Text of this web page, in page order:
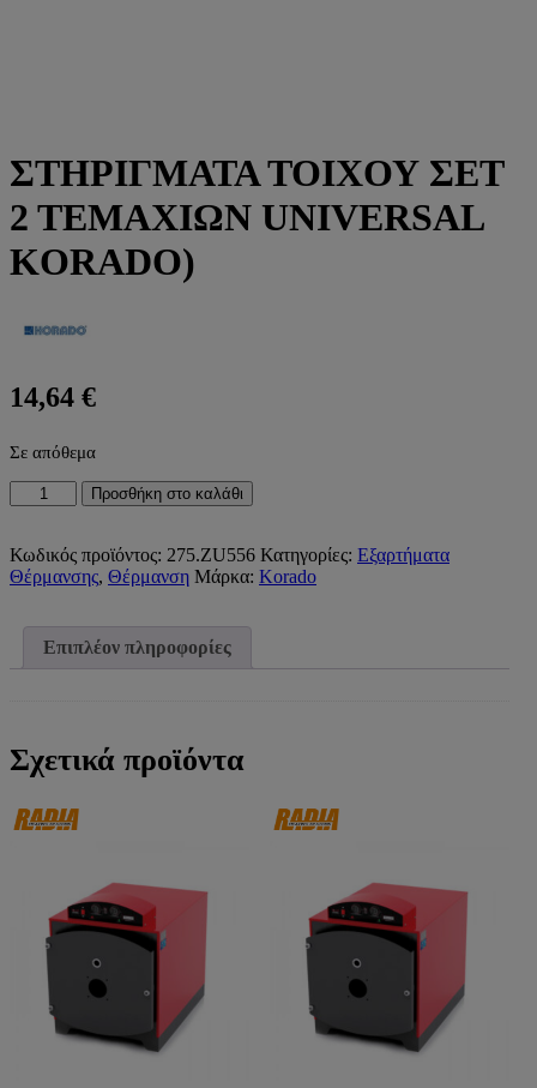
ΣΤΗΡΙΓΜΑΤΑ ΤΟΙΧΟΥ ΣΕΤ
2 ΤΕΜΑΧΙΩΝ UNIVERSAL
KORADO)
14,64 €
Σε απόθεμα
ΣΤΗΡΙΓΜΑΤΑ
ΤΟΙΧΟΥ
2
ΤΕΜΑΧΙΩΝ
ποσότητα
Προσθήκη στο καλάθι
Κωδικός προϊόντος: 275.ZU556 Κατηγορίες: Εξαρτήματα
Θέρμανσης, Θέρμανση Μάρκα: Korado
Επιπλέον πληροφορίες
Σχετικά προϊόντα